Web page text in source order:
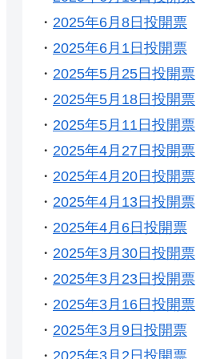
・ 2025年6月8日投開票
・ 2025年6月1日投開票
・ 2025年5月25日投開票
・ 2025年5月18日投開票
・ 2025年5月11日投開票
・ 2025年4月27日投開票
・ 2025年4月20日投開票
・ 2025年4月13日投開票
・ 2025年4月6日投開票
・ 2025年3月30日投開票
・ 2025年3月23日投開票
・ 2025年3月16日投開票
・ 2025年3月9日投開票